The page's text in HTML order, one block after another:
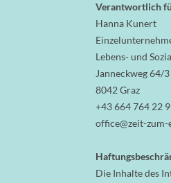
Verantwortlich
Hanna Kunert
Lebens- und
Janneckweg 64/3
8042 Graz
+43 664 764 22
office@zeit-zum-
Die Inhalte des